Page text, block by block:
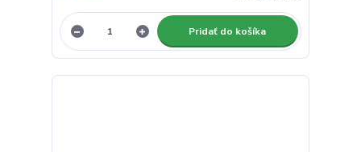
Pridať do košíka